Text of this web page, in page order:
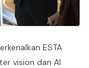
ESTA
vision dan AI